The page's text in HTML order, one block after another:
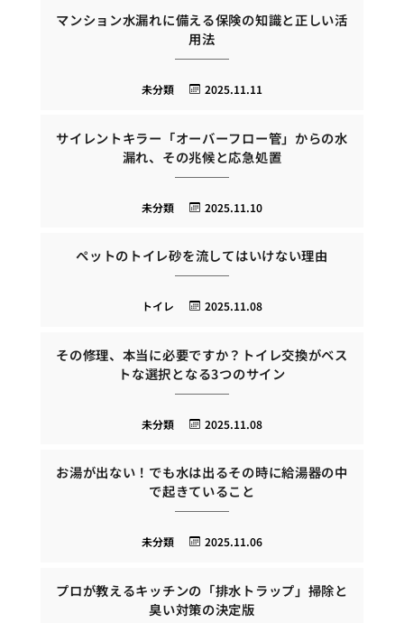
マンション水漏れに備える保険の知識と正しい活
用法
2025.11.11
未分類
サイレントキラー「オーバーフロー管」からの水
漏れ、その兆候と応急処置
2025.11.10
未分類
ペットのトイレ砂を流してはいけない理由
2025.11.08
トイレ
その修理、本当に必要ですか？トイレ交換がベス
トな選択となる3つのサイン
2025.11.08
未分類
お湯が出ない！でも水は出るその時に給湯器の中
で起きていること
2025.11.06
未分類
プロが教えるキッチンの「排水トラップ」掃除と
臭い対策の決定版